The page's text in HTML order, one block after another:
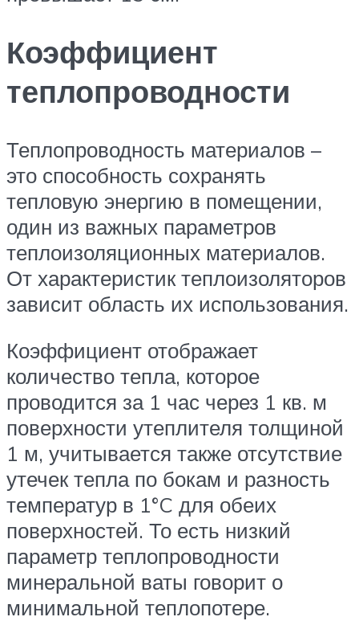
Коэффициент
теплопроводности
Теплопроводность материалов –
это способность сохранять
тепловую энергию в помещении,
один из важных параметров
теплоизоляционных материалов.
От характеристик теплоизоляторов
зависит область их использования.
Коэффициент отображает
количество тепла, которое
проводится за 1 час через 1 кв. м
поверхности утеплителя толщиной
1 м, учитывается также отсутствие
утечек тепла по бокам и разность
температур в 1°C для обеих
поверхностей. То есть низкий
параметр теплопроводности
минеральной ваты говорит о
минимальной теплопотере.